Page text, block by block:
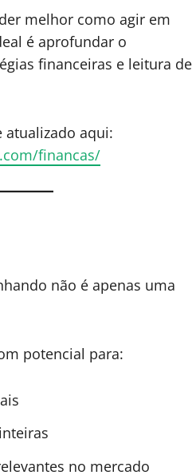
melhor como agir em
é aprofundar o
financeiras e leitura de
atualizado aqui:
financas/
não é apenas uma
potencial para:
no mercado